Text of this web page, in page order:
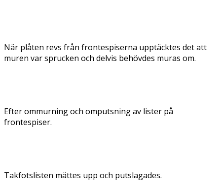
När plåten revs från frontespiserna upptäcktes det att
muren var sprucken och delvis behövdes muras om.
Efter ommurning och omputsning av lister på
frontespiser.
Takfotslisten mättes upp och putslagades.